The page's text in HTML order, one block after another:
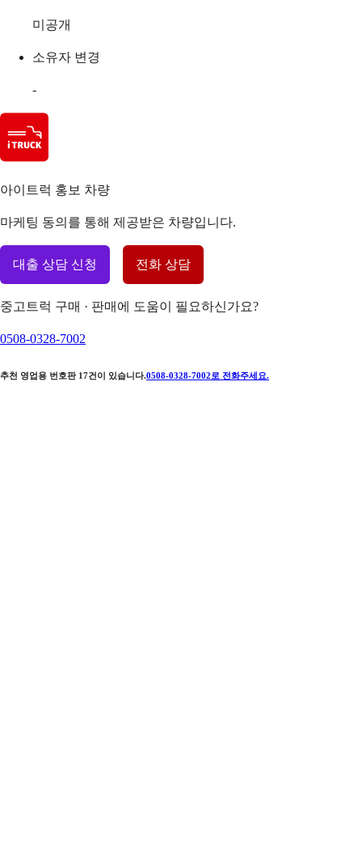
미공개
소유자 변경
-
아이트럭 홍보 차량
마케팅 동의를 통해 제공받은 차량입니다.
대출 상담 신청 전화 상담
중고트럭 구매 · 판매에 도움이 필요하신가요?
0508-0328-7002
추천 영업용 번호판 17건이 있습니다.0508-0328-7002 로 전화주세요.